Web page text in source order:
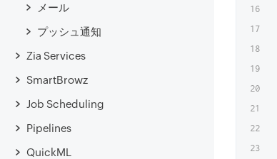
メール
プッシュ通知
Zia Services
SmartBrowz
Job Scheduling
Pipelines
QuickML